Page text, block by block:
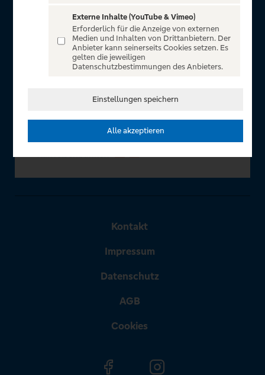
für alle Kunden der Volksbanken Raiffeisenbanken. Auf
unserem einzigartigen Portal finden Sie Tickets für
atemberaubende Konzerte, Musicals und Shows, die
Fußball-Bundesliga sowie die Champions League und die
In Zusammenarbeit mit
Kontakt
Impressum
Datenschutz
AGB
Cookies
Externe Inhalte (YouTube & Vimeo)
Erforderlich für die Anzeige von externen
Medien und Inhalten von Drittanbietern. Der
Anbieter kann seinerseits Cookies setzen. Es
gelten die jeweiligen
Datenschutzbestimmungen des Anbieters.
Einstellungen speichern
Alle akzeptieren